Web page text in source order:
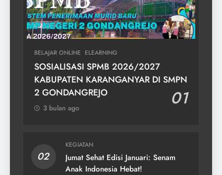
BELAJAR ONLINE ELEARNING
SOSIALISASI SPMB 2026/2027
KABUPATEN KARANGANYAR DI SMPN
2 GONDANGREJO
01
3 bulan ago
02
KEGIATAN
Jumat Sehat Edisi Januari: Senam
Anak Indonesia Hebat!